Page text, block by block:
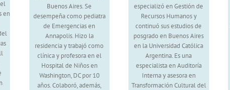
en
Buenos Aires. Se
desempeña como pediatra
de Emergencias en
Annapolis. Hizo la
residencia y trabajó como
clínica y profesora en el
Hospital de Niños en
Washington, DC por 10
años. Colaboró, además,
especializó en Gestión de
Recursos Humanos y
continuó sus estudios de
posgrado en Buenos Aires
en la Universidad Católica
Argentina. Es una
especialista en Auditoría
Interna y asesora en
Transformación Cultural del